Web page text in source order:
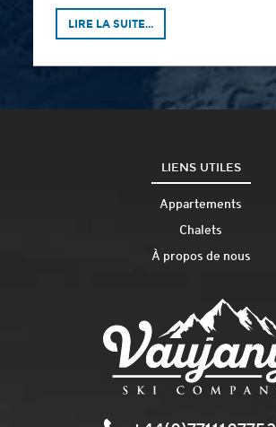
LIRE LA SUITE...
LIENS UTILES
Appartements
Chalets
À propos de nous